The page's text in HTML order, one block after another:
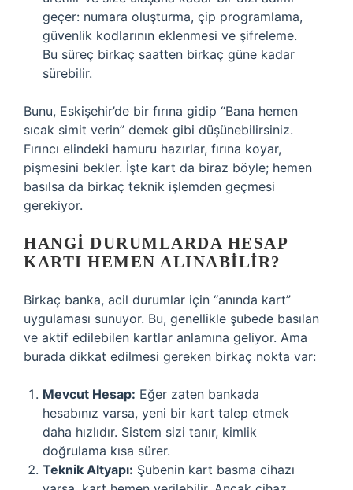
geçer: numara oluşturma, çip programlama,
güvenlik kodlarının eklenmesi ve şifreleme.
Bu süreç birkaç saatten birkaç güne kadar
sürebilir.
Bunu, Eskişehir’de bir fırına gidip “Bana hemen
sıcak simit verin” demek gibi düşünebilirsiniz.
Fırıncı elindeki hamuru hazırlar, fırına koyar,
pişmesini bekler. İşte kart da biraz böyle; hemen
basılsa da birkaç teknik işlemden geçmesi
gerekiyor.
HANGI DURUMLARDA HESAP
KARTI HEMEN ALINABILIR?
Birkaç banka, acil durumlar için “anında kart”
uygulaması sunuyor. Bu, genellikle şubede basılan
ve aktif edilebilen kartlar anlamına geliyor. Ama
burada dikkat edilmesi gereken birkaç nokta var:
Mevcut Hesap: Eğer zaten bankada
hesabınız varsa, yeni bir kart talep etmek
daha hızlıdır. Sistem sizi tanır, kimlik
doğrulama kısa sürer.
Teknik Altyapı: Şubenin kart basma cihazı